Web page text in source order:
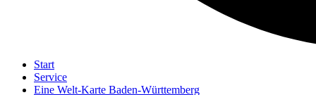
Start
Service
Eine Welt-Karte Baden-Württemberg